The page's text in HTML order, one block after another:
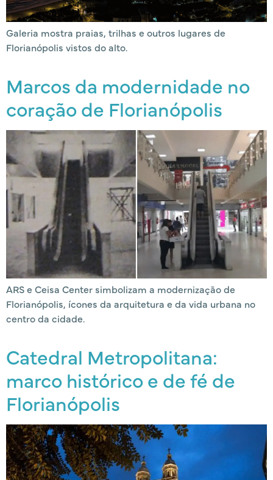
Galeria mostra praias, trilhas e outros lugares de
Florianópolis vistos do alto.
Marcos da modernidade no
coração de Florianópolis
ARS e Ceisa Center simbolizam a modernização de
Florianópolis, ícones da arquitetura e da vida urbana no
centro da cidade.
Catedral Metropolitana:
marco histórico e de fé de
Florianópolis